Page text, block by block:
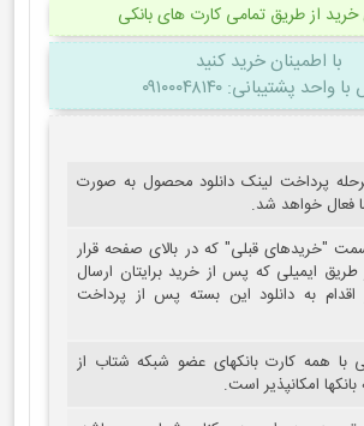
خرید از طریق تمامی کارت های بانکی
با اطمینان خرید کنید
واحد پشتیبانی: ۰۹۱۰۰۰۴۸۱۴۰
پرداخت لینک دانلود محصول به صورت
فعال خواهد شد.
"خریدهای قبلی" که در بالای صفحه قرار
طریق ایمیلی که پس از خرید برایتان ارسال
به دانلود این بسته پس از پرداخت
با همه کارت بانکهای عضو شبکه شتاب از
امکانپذیر است.